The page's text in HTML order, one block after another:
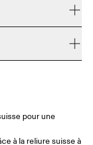
pour une
à la reliure suisse à